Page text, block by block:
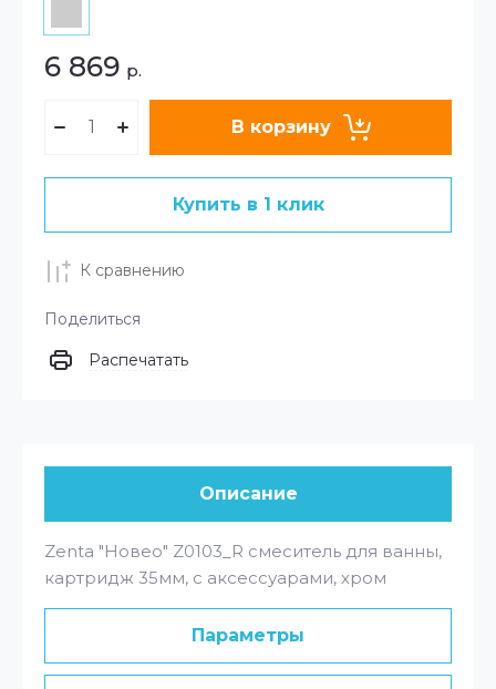
6 869 р.
В корзину
Купить в 1 клик
К сравнению
Поделиться
Распечатать
Описание
Zenta "Новео" Z0103_R смеситель для ванны,
картридж 35мм, с аксессуарами, хром
Параметры